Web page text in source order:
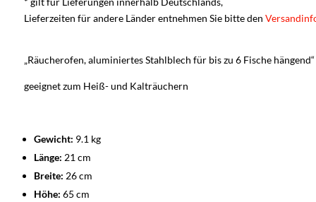
Lieferzeiten für andere Länder entnehmen Sie bitte den
„Räucherofen, aluminiertes Stahlblech für bis zu 6 Fische hängend“
geeignet zum Heiß- und Kalträuchern
Gewicht: 9.1 kg
Länge: 21 cm
Breite: 26 cm
Höhe: 65 cm